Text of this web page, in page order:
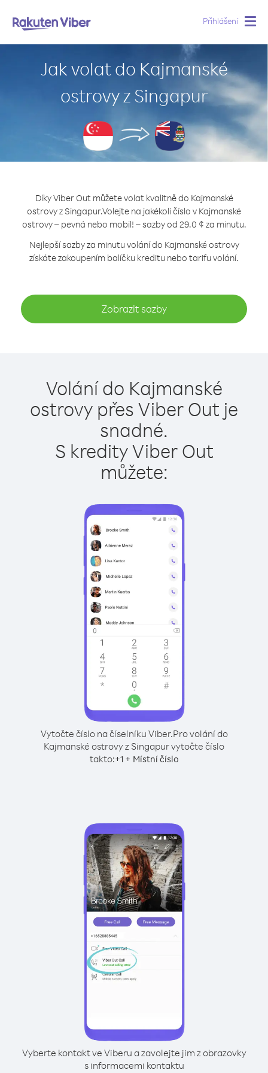
Přihlášení
Jak volat do Kajmanské
ostrovy z Singapur
Díky Viber Out můžete volat kvalitně do Kajmanské
ostrovy z Singapur.Volejte na jakékoli číslo v Kajmanské
ostrovy – pevná nebo mobil! – sazby od 29.0 ¢ za minutu.
Nejlepší sazby za minutu volání do Kajmanské ostrovy
získáte zakoupením balíčku kreditu nebo tarifu volání.
Zobrazit sazby
Volání do Kajmanské
ostrovy přes Viber Out je
snadné.
S kredity Viber Out
můžete:
Vytočte číslo na číselníku Viber.Pro volání do
Kajmanské ostrovy z Singapur vytočte číslo
takto:+1+ Místní číslo
Vyberte kontakt ve Viberu a zavolejte jim z obrazovky
s informacemi kontaktu